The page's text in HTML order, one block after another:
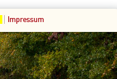
Impressum